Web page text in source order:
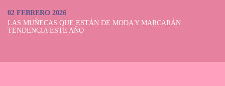
02 FEBRERO 2026
LAS MUÑECAS QUE ESTÁN DE MODA Y MARCARÁN
TENDENCIA ESTE AÑO